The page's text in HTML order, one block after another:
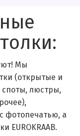
Мы
(открытые и
люстры,
фотопечатью, а
EUROKRAAB.